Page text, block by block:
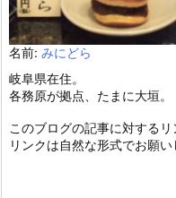
名前: みにどら
岐阜県在住。
各務原が拠点、たまに大垣。
このブログの記事に対するリ
リンクは自然な形式でお願い